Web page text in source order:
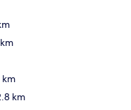
km
km